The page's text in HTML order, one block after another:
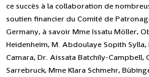
ce succès à la collaboration de
soutien financier du Comité de
Germany, à savoir Mme Issatu Möller,
Heidenheim, M. Abdoulaye Sopith
Camara, Dr. Aissata Batchily-Campbell,
Sarrebruck, Mme Klara Schmehr,